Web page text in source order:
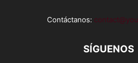
Contáctanos:
SÍGUENOS